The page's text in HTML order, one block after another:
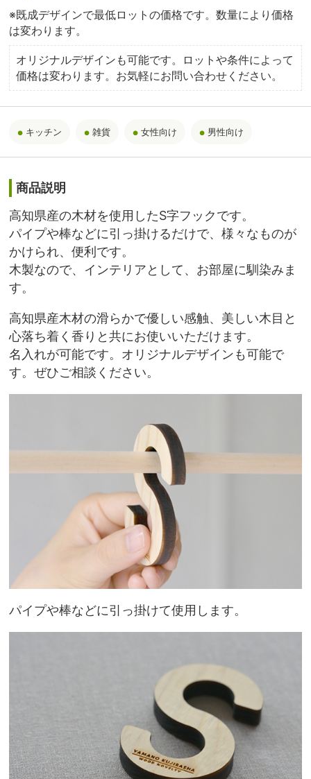
※既成デザインで最低ロットの価格です。数量により価格
は変わります。
オリジナルデザインも可能です。ロットや条件によって
価格は変わります。お気軽にお問い合わせください。
キッチン 雑貨 女性向け 男性向け
商品説明
高知県産の木材を使用したS字フックです。
パイプや棒などに引っ掛けるだけで、様々なものが
かけられ、便利です。
木製なので、インテリアとして、お部屋に馴染みま
す。
高知県産木材の滑らかで優しい感触、美しい木目と
心落ち着く香りと共にお使いいただけます。
名入れが可能です。オリジナルデザインも可能で
す。ぜひご相談ください。
パイプや棒などに引っ掛けて使用します。